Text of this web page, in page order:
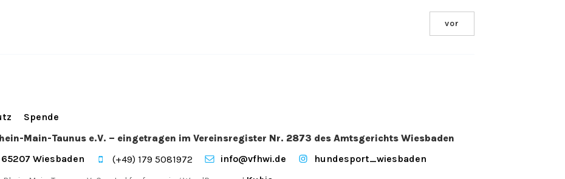
vor
Spende
Main-Taunus e.V. – eingetragen im Vereinsregister Nr. 2873 des Amtsgerichts Wiesbaden
Wiesbaden
(+49) 179 5081972 info@vfhwi.de hundesport_wiesbaden